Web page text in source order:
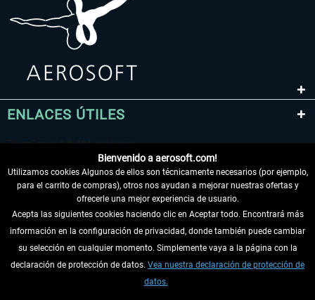
ENLACES ÚTILES
DESISTIR DEL CONTRATO
INFORMACIÓN
Bienvenido a aerosoft.com!
Utilizamos cookies Algunos de ellos son técnicamente necesarios (por ejemplo,
para el carrito de compras), otros nos ayudan a mejorar nuestras ofertas y
ofrecerle una mejor experiencia de usuario.
Acepta las siguientes cookies haciendo clic en Aceptar todo. Encontrará más
información en la configuración de privacidad, donde también puede cambiar
su selección en cualquier momento. Simplemente vaya a la página con la
declaración de protección de datos. Vea nuestra declaración de protección de
datos.